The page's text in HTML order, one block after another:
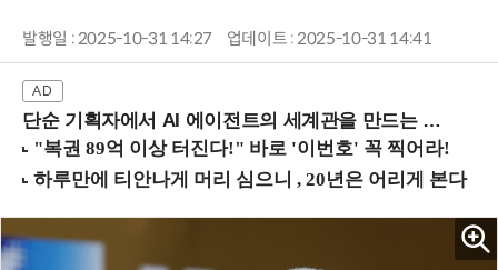
발행일 : 2025-10-31 14:27 업데이트 : 2025-10-31 14:41
단순 기획자에서 AI 에이전트의 세계관을 만드는 지식 설계자로.. (8/20 강남역)